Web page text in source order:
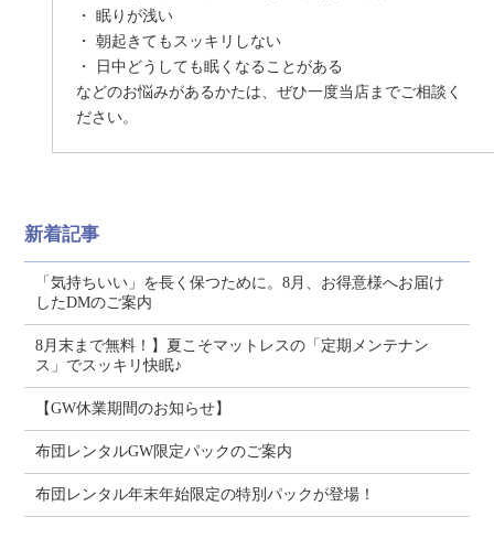
・ 眠りが浅い
・ 朝起きてもスッキリしない
・ 日中どうしても眠くなることがある
などのお悩みがあるかたは、ぜひ一度当店までご相談く
ださい。
新着記事
「気持ちいい」を長く保つために。8月、お得意様へお届け
したDMのご案内
8月末まで無料！】夏こそマットレスの「定期メンテナン
ス」でスッキリ快眠♪
【GW休業期間のお知らせ】
布団レンタルGW限定パックのご案内
布団レンタル年末年始限定の特別パックが登場！